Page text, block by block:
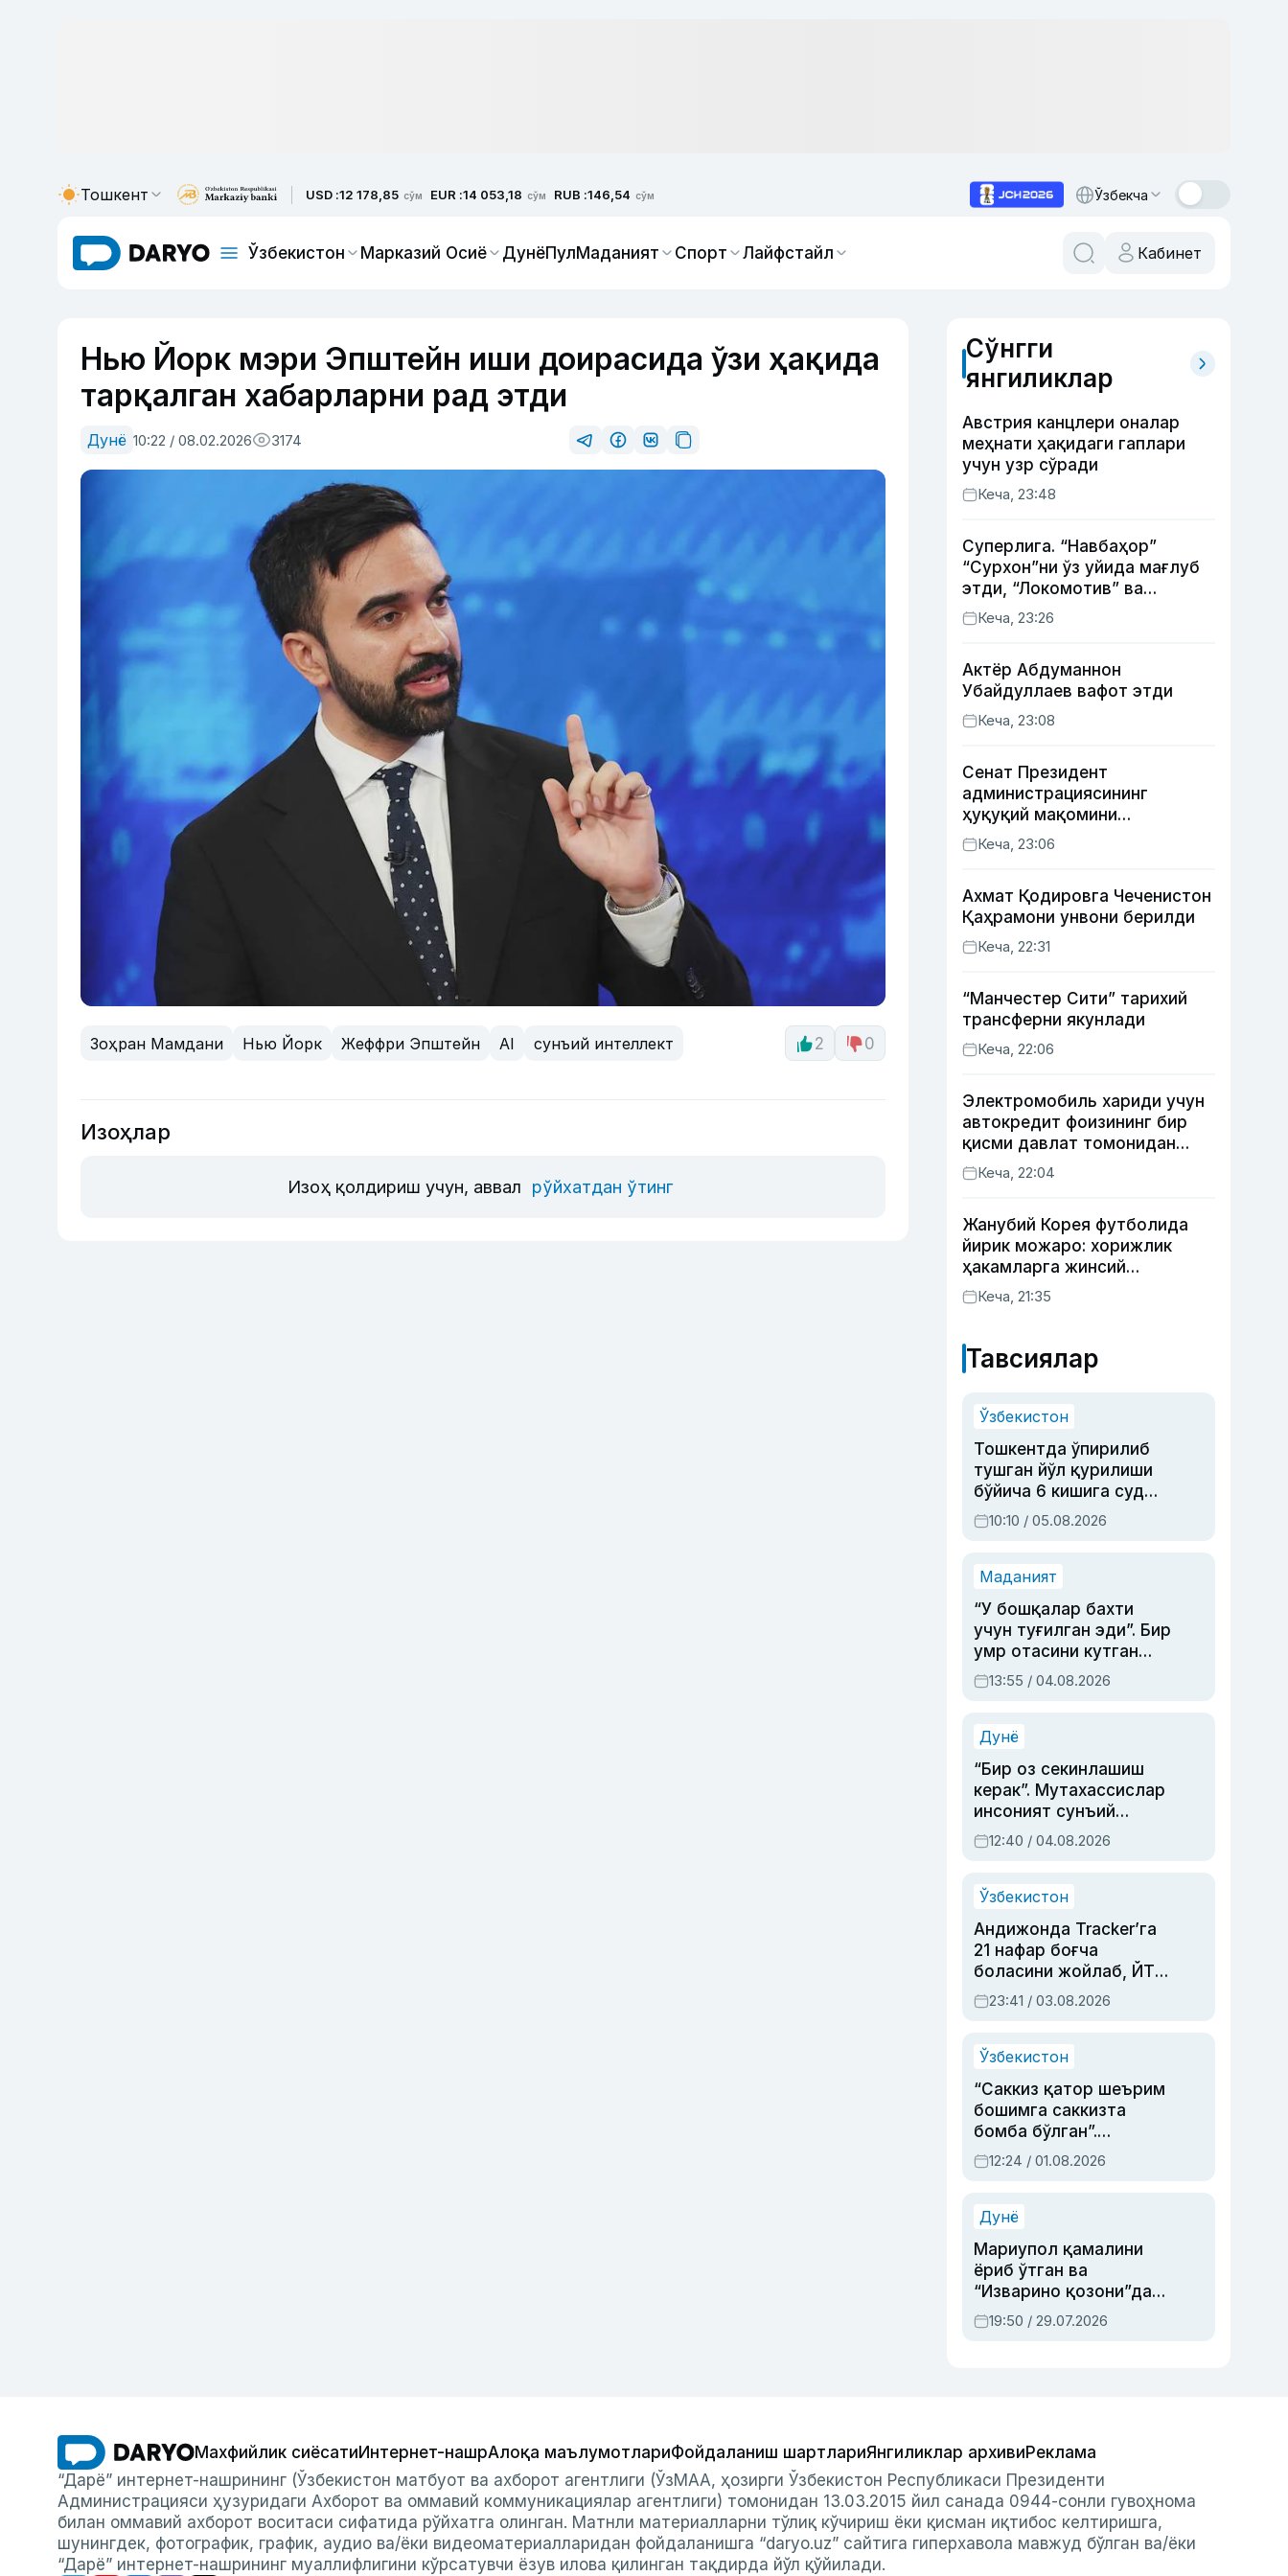
Тошкент USD :12 178,85 сўм EUR :14 053,18 сўм RUB :146,54 сўм Ўзбекча
Ўзбекистон Марказий Осиё ДунёПулМаданият Спорт Лайфстайл Кабинет
Нью Йорк мэри Эпштейн иши доирасида ўзи ҳақида
тарқалган хабарларни рад этди
Дунё 10:22 / 08.02.2026 3174
Зоҳран Мамдани Нью Йорк Жеффри Эпштейн AI сунъий интеллект 2 0
Изоҳлар
Изоҳ қолдириш учун, аввал рўйхатдан ўтинг
Сўнгги
янгиликлар
Австрия канцлери оналар
меҳнати ҳақидаги гаплари
учун узр сўради
Кеча, 23:48
Суперлига. “Навбаҳор”
“Сурхон”ни ўз уйида мағлуб
этди, “Локомотив” ва
“Хоразм” уйда ғалаба
қозонди
Кеча, 23:26
Актёр Абду­маннон
Убайдуллаев вафот этди
Кеча, 23:08
Сенат Президент
администрациясининг
ҳуқуқий мақомини
белгиловчи конституциявий
қонунни маъқуллади
Кеча, 23:06
Ахмат Қодировга Чеченистон
Қаҳрамони унвони берилди
Кеча, 22:31
“Манчестер Сити” тарихий
трансферни якунлади
Кеча, 22:06
Электромобиль хариди учун
автокредит фоизининг бир
қисми давлат томонидан
қоплаб берилиши мумкин
Кеча, 22:04
Жанубий Корея футболида
йирик можаро: хорижлик
ҳакамларга жинсий
хизматлар кўрсатилгани
маълум қилинди
Кеча, 21:35
Тавсиялар
Ўзбекистон
Тошкентда ўпирилиб
тушган йўл қурилиши
бўйича 6 кишига суд
ҳукми ўқилди
10:10 / 05.08.2026
Маданият
“У бошқалар бахти
учун туғилган эди”. Бир
умр отасини кутган
актриса ва дубльяж
устаси Римма
синовларга тўла ҳаёти
13:55 / 04.08.2026
Дунё
“Бир оз секинлашиш
керак”. Мутахассислар
инсоният сунъий
интеллектни бошқара
олмай қолишидан
12:40 / 04.08.2026
Ўзбекистон
Андижонда Tracker’га
21 нафар боғча
боласини жойлаб, ЙТҲ
содир этган аёлга суд
ҳукми ўқилди
23:41 / 03.08.2026
Ўзбекистон
“Саккиз қатор шеърим
бошимга саккизта
бомба бўлган”.
Абдулла Ориповни
сиёсий айбловлардан
12:24 / 01.08.2026
Дунё
Мариупол қамалини
ёриб ўтган ва
“Изварино қозони”дан
чиққан қаҳрамон —
Украина армияси бош
19:50 / 29.07.2026
Махфийлик сиёсатиИнтернет-нашрАлоқа маълумотлариФойдаланиш шартлариЯнгиликлар архивиРеклама
“Дарё” интернет-нашрининг (Ўзбекистон матбуот ва ахборот агентлиги (ЎзМАА, ҳозирги Ўзбекистон Республикаси Президенти
Администрацияси ҳузуридаги Ахборот ва оммавий коммуникациялар агентлиги) томонидан 13.03.2015 йил санада 0944-сонли гувоҳнома
билан оммавий ахборот воситаси сифатида рўйхатга олинган. Матнли материалларни тўлиқ кўчириш ёки қисман иқтибос келтиришга,
шунингдек, фотографик, график, аудио ва/ёки видеоматериалларидан фойдаланишга “daryo.uz” сайтига гиперхавола мавжуд бўлган ва/ёки
“Дарё” интернет-нашрининг муаллифлигини кўрсатувчи ёзув илова қилинган тақдирда йўл қўйилади.